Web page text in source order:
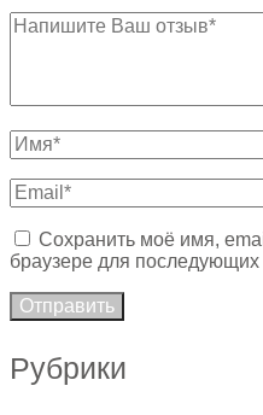
Сохранить моё имя,
браузере для
Рубрики